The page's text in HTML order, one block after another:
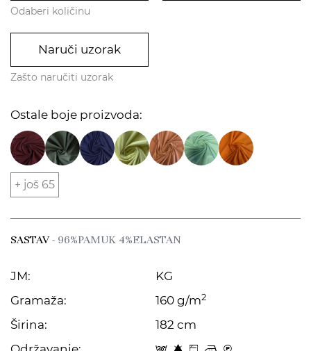
Odaberi količinu
Naruči uzorak
Zašto naručiti uzorak
Ostale boje proizvoda:
+ još 65
SASTAV- 96%PAMUK 4%ELASTAN
JM:
KG
Gramaža:
160 g/m2
Širina:
182 cm
t 8 Z p C